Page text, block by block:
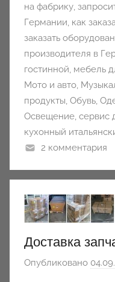
на фабрику,
Германии, как
заказать
производителя в
гостинной, мебель
Мото и авто,
продукты, Обувь,
Освещение, сервис
кухонный
2 комментария
Доставка
Опубликовано